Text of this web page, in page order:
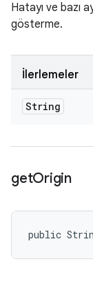
Hatayı ve bazı
gösterme.
İlerlemeler
String
getOrigin
public